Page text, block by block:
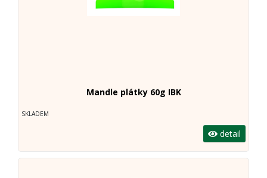
Mandle plátky 60g IBK
SKLADEM
detail